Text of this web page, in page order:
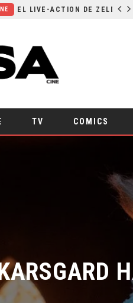
EL LIVE-ACTION DE ZELDA ELIGE A SU VILLANO
TV COMICS